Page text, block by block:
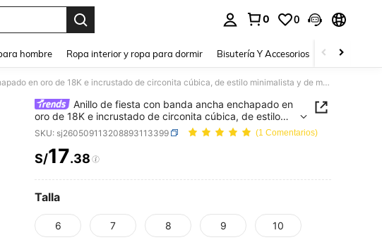
0 0
hombre Ropa interior y ropa para dormir Bisutería Y Accesorios Zapatos
Anillo de fiesta con banda ancha enchapado en oro de 18K e incrustado de circonita cúbica, de estilo minimalista y de moda para mujer
Anillo de fiesta con banda ancha enchapado en
oro de 18K e incrustado de circonita cúbica, de estilo
minimalista y de moda para mujer
SKU: sj260509113208893113399 (1 Comentarios)
PRICE AND AVAILABILITY
S/17.38
Talla
6 7 8 9 10